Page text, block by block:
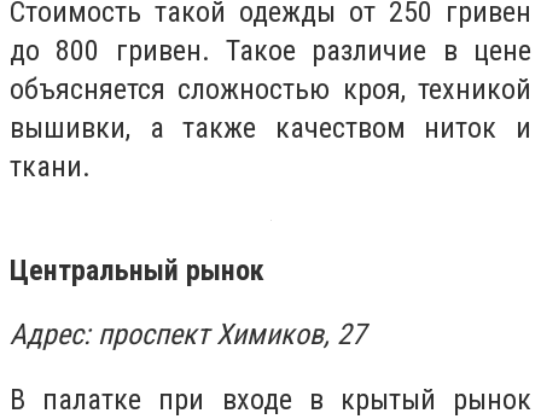
Стоимость такой одежды от 250 гривен
до 800 гривен. Такое различие в цене
объясняется сложностью кроя, техникой
вышивки, а также качеством ниток и
ткани.
Центральный рынок
Адрес: проспект Химиков, 27
В палатке при входе в крытый рынок